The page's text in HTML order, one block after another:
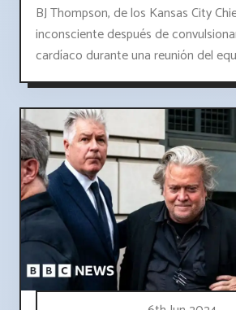
BJ Thompson, de los Kansas City
inconsciente después de
cardíaco durante una reunión del